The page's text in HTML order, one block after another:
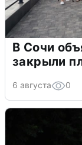
В Сочи
закрыли
6 августа 0